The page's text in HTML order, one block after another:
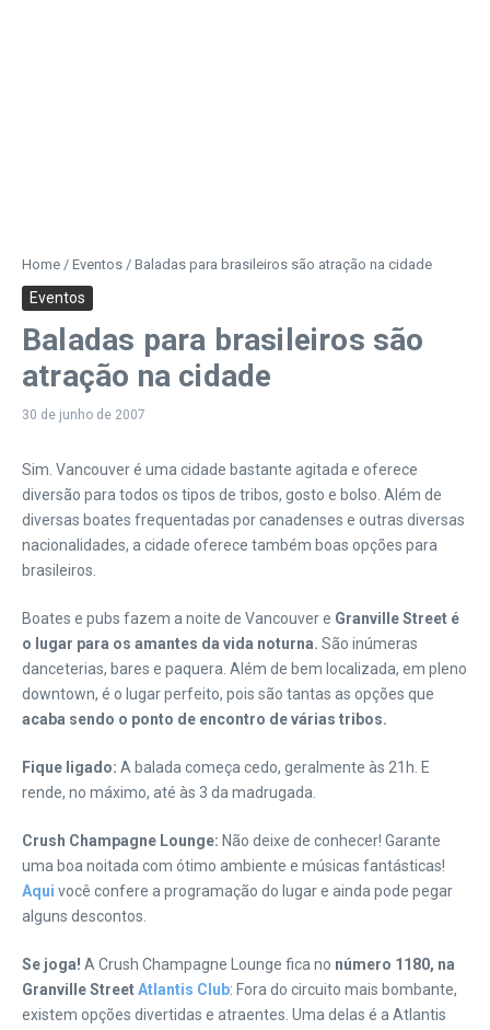
Home / Eventos / Baladas para brasileiros são atração na cidade
Eventos
Baladas para brasileiros são
atração na cidade
30 de junho de 2007
Sim. Vancouver é uma cidade bastante agitada e oferece
diversão para todos os tipos de tribos, gosto e bolso. Além de
diversas boates frequentadas por canadenses e outras diversas
nacionalidades, a cidade oferece também boas opções para
brasileiros.
Boates e pubs fazem a noite de Vancouver e Granville Street é
o lugar para os amantes da vida noturna. São inúmeras
danceterias, bares e paquera. Além de bem localizada, em pleno
downtown, é o lugar perfeito, pois são tantas as opções que
acaba sendo o ponto de encontro de várias tribos.
Fique ligado: A balada começa cedo, geralmente às 21h. E
rende, no máximo, até às 3 da madrugada.
Crush Champagne Lounge: Não deixe de conhecer! Garante
uma boa noitada com ótimo ambiente e músicas fantásticas!
Aqui você confere a programação do lugar e ainda pode pegar
alguns descontos.
Se joga! A Crush Champagne Lounge fica no número 1180, na
Granville StreetAtlantis Club: Fora do circuito mais bombante,
existem opções divertidas e atraentes. Uma delas é a Atlantis